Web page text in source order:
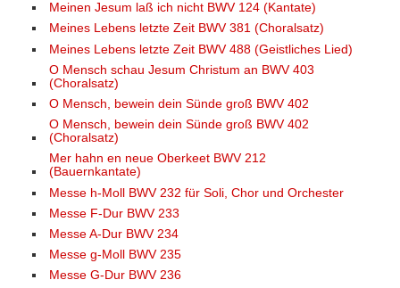
Meinen Jesum laß ich nicht BWV 124 (Kantate)
Meines Lebens letzte Zeit BWV 381 (Choralsatz)
Meines Lebens letzte Zeit BWV 488 (Geistliches Lied)
O Mensch schau Jesum Christum an BWV 403
(Choralsatz)
O Mensch, bewein dein Sünde groß BWV 402
O Mensch, bewein dein Sünde groß BWV 402
(Choralsatz)
Mer hahn en neue Oberkeet BWV 212
(Bauernkantate)
Messe h-Moll BWV 232 für Soli, Chor und Orchester
Messe F-Dur BWV 233
Messe A-Dur BWV 234
Messe g-Moll BWV 235
Messe G-Dur BWV 236